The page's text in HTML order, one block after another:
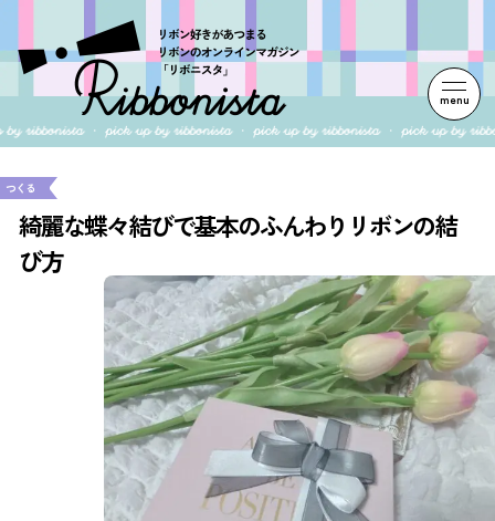
menu
つくる
綺麗な蝶々結びで基本のふんわりリボンの結
び方